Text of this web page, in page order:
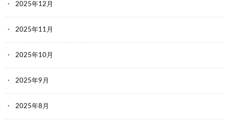
2025年12月
2025年11月
2025年10月
2025年9月
2025年8月